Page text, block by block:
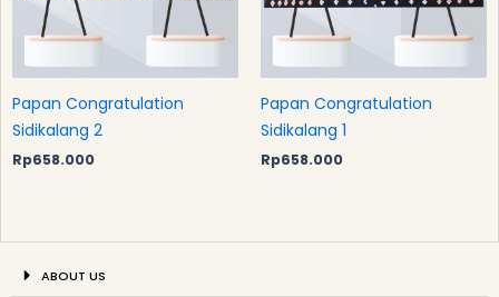
Papan Congratulation
Sidikalang 2
Rp658.000
Papan Congratulation
Sidikalang 1
Rp658.000
ABOUT US